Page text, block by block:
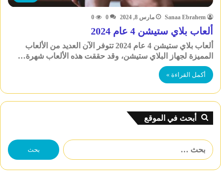
Sanaa Ebrahem مارس 8, 2024 0
0
ألعاب بلاي ستيشن 4 عام 2024
ألعاب بلاي ستيشن 4 عام 2024 تتوفر الآن العديد من الألعاب
المميزة لجهاز البلاي ستيشن، وقد حققت هذه الألعاب شهرة…
أكمل القراءة »
أبحث في الموقع
البحث
عن: